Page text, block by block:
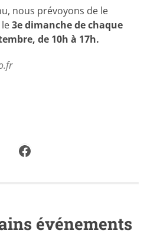
nous prévoyons de le
le3e dimanche de chaque
de 10h à 17h.
Facebook
événements